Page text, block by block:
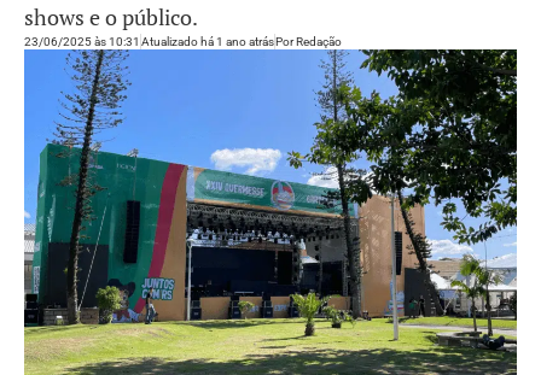
shows e o público.
23/06/2025 às 10:31 Atualizado há 1 ano atrásPorRedação